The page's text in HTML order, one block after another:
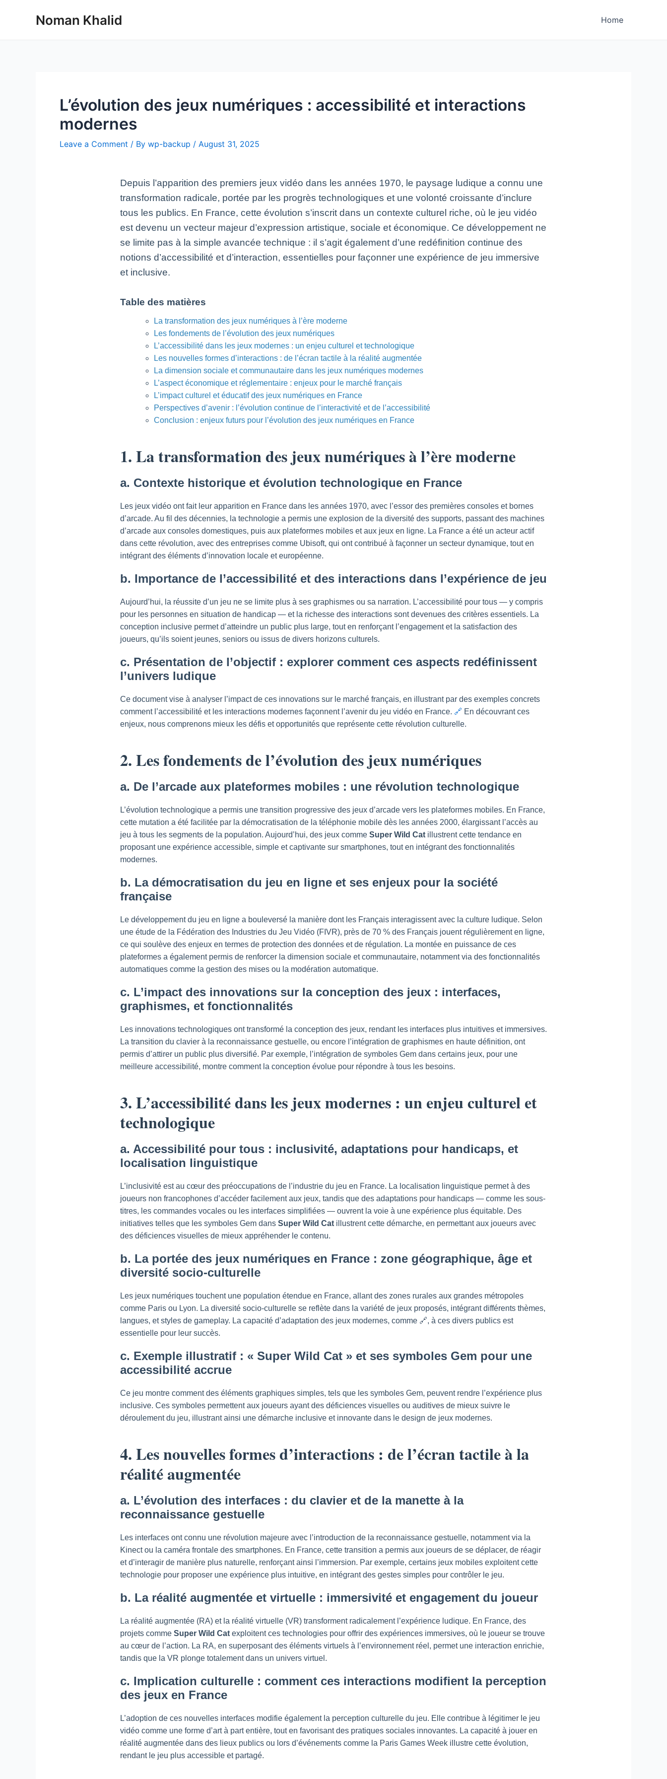
Noman Khalid Home
L’évolution des jeux numériques : accessibilité et interactions
modernes
Leave a Comment / By wp-backup / August 31, 2025
Depuis l’apparition des premiers jeux vidéo dans les années 1970, le paysage ludique a connu une
transformation radicale, portée par les progrès technologiques et une volonté croissante d’inclure
tous les publics. En France, cette évolution s’inscrit dans un contexte culturel riche, où le jeu vidéo
est devenu un vecteur majeur d’expression artistique, sociale et économique. Ce développement ne
se limite pas à la simple avancée technique : il s’agit également d’une redéfinition continue des
notions d’accessibilité et d’interaction, essentielles pour façonner une expérience de jeu immersive
et inclusive.
Table des matières
La transformation des jeux numériques à l’ère moderne
Les fondements de l’évolution des jeux numériques
L’accessibilité dans les jeux modernes : un enjeu culturel et technologique
Les nouvelles formes d’interactions : de l’écran tactile à la réalité augmentée
La dimension sociale et communautaire dans les jeux numériques modernes
L’aspect économique et réglementaire : enjeux pour le marché français
L’impact culturel et éducatif des jeux numériques en France
Perspectives d’avenir : l’évolution continue de l’interactivité et de l’accessibilité
Conclusion : enjeux futurs pour l’évolution des jeux numériques en France
1. La transformation des jeux numériques à l’ère moderne
a. Contexte historique et évolution technologique en France
Les jeux vidéo ont fait leur apparition en France dans les années 1970, avec l’essor des premières consoles et bornes
d’arcade. Au fil des décennies, la technologie a permis une explosion de la diversité des supports, passant des machines
d’arcade aux consoles domestiques, puis aux plateformes mobiles et aux jeux en ligne. La France a été un acteur actif
dans cette révolution, avec des entreprises comme Ubisoft, qui ont contribué à façonner un secteur dynamique, tout en
intégrant des éléments d’innovation locale et européenne.
b. Importance de l’accessibilité et des interactions dans l’expérience de jeu
Aujourd’hui, la réussite d’un jeu ne se limite plus à ses graphismes ou sa narration. L’accessibilité pour tous — y compris
pour les personnes en situation de handicap — et la richesse des interactions sont devenues des critères essentiels. La
conception inclusive permet d’atteindre un public plus large, tout en renforçant l’engagement et la satisfaction des
joueurs, qu’ils soient jeunes, seniors ou issus de divers horizons culturels.
c. Présentation de l’objectif : explorer comment ces aspects redéfinissent
l’univers ludique
Ce document vise à analyser l’impact de ces innovations sur le marché français, en illustrant par des exemples concrets
comment l’accessibilité et les interactions modernes façonnent l’avenir du jeu vidéo en France. 🔗 En découvrant ces
enjeux, nous comprenons mieux les défis et opportunités que représente cette révolution culturelle.
2. Les fondements de l’évolution des jeux numériques
a. De l’arcade aux plateformes mobiles : une révolution technologique
L’évolution technologique a permis une transition progressive des jeux d’arcade vers les plateformes mobiles. En France,
cette mutation a été facilitée par la démocratisation de la téléphonie mobile dès les années 2000, élargissant l’accès au
jeu à tous les segments de la population. Aujourd’hui, des jeux comme Super Wild Cat illustrent cette tendance en
proposant une expérience accessible, simple et captivante sur smartphones, tout en intégrant des fonctionnalités
modernes.
b. La démocratisation du jeu en ligne et ses enjeux pour la société
française
Le développement du jeu en ligne a bouleversé la manière dont les Français interagissent avec la culture ludique. Selon
une étude de la Fédération des Industries du Jeu Vidéo (FIVR), près de 70 % des Français jouent régulièrement en ligne,
ce qui soulève des enjeux en termes de protection des données et de régulation. La montée en puissance de ces
plateformes a également permis de renforcer la dimension sociale et communautaire, notamment via des fonctionnalités
automatiques comme la gestion des mises ou la modération automatique.
c. L’impact des innovations sur la conception des jeux : interfaces,
graphismes, et fonctionnalités
Les innovations technologiques ont transformé la conception des jeux, rendant les interfaces plus intuitives et immersives.
La transition du clavier à la reconnaissance gestuelle, ou encore l’intégration de graphismes en haute définition, ont
permis d’attirer un public plus diversifié. Par exemple, l’intégration de symboles Gem dans certains jeux, pour une
meilleure accessibilité, montre comment la conception évolue pour répondre à tous les besoins.
3. L’accessibilité dans les jeux modernes : un enjeu culturel et
technologique
a. Accessibilité pour tous : inclusivité, adaptations pour handicaps, et
localisation linguistique
L’inclusivité est au cœur des préoccupations de l’industrie du jeu en France. La localisation linguistique permet à des
joueurs non francophones d’accéder facilement aux jeux, tandis que des adaptations pour handicaps — comme les sous-
titres, les commandes vocales ou les interfaces simplifiées — ouvrent la voie à une expérience plus équitable. Des
initiatives telles que les symboles Gem dans Super Wild Cat illustrent cette démarche, en permettant aux joueurs avec
des déficiences visuelles de mieux appréhender le contenu.
b. La portée des jeux numériques en France : zone géographique, âge et
diversité socio-culturelle
Les jeux numériques touchent une population étendue en France, allant des zones rurales aux grandes métropoles
comme Paris ou Lyon. La diversité socio-culturelle se reflète dans la variété de jeux proposés, intégrant différents thèmes,
langues, et styles de gameplay. La capacité d’adaptation des jeux modernes, comme 🔗, à ces divers publics est
essentielle pour leur succès.
c. Exemple illustratif : « Super Wild Cat » et ses symboles Gem pour une
accessibilité accrue
Ce jeu montre comment des éléments graphiques simples, tels que les symboles Gem, peuvent rendre l’expérience plus
inclusive. Ces symboles permettent aux joueurs ayant des déficiences visuelles ou auditives de mieux suivre le
déroulement du jeu, illustrant ainsi une démarche inclusive et innovante dans le design de jeux modernes.
4. Les nouvelles formes d’interactions : de l’écran tactile à la
réalité augmentée
a. L’évolution des interfaces : du clavier et de la manette à la
reconnaissance gestuelle
Les interfaces ont connu une révolution majeure avec l’introduction de la reconnaissance gestuelle, notamment via la
Kinect ou la caméra frontale des smartphones. En France, cette transition a permis aux joueurs de se déplacer, de réagir
et d’interagir de manière plus naturelle, renforçant ainsi l’immersion. Par exemple, certains jeux mobiles exploitent cette
technologie pour proposer une expérience plus intuitive, en intégrant des gestes simples pour contrôler le jeu.
b. La réalité augmentée et virtuelle : immersivité et engagement du joueur
La réalité augmentée (RA) et la réalité virtuelle (VR) transforment radicalement l’expérience ludique. En France, des
projets comme Super Wild Cat exploitent ces technologies pour offrir des expériences immersives, où le joueur se trouve
au cœur de l’action. La RA, en superposant des éléments virtuels à l’environnement réel, permet une interaction enrichie,
tandis que la VR plonge totalement dans un univers virtuel.
c. Implication culturelle : comment ces interactions modifient la perception
des jeux en France
L’adoption de ces nouvelles interfaces modifie également la perception culturelle du jeu. Elle contribue à légitimer le jeu
vidéo comme une forme d’art à part entière, tout en favorisant des pratiques sociales innovantes. La capacité à jouer en
réalité augmentée dans des lieux publics ou lors d’événements comme la Paris Games Week illustre cette évolution,
rendant le jeu plus accessible et partagé.